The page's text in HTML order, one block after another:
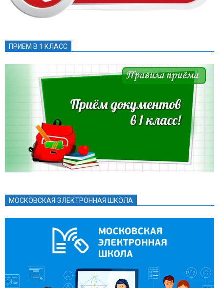
ПРИЕМ В 1 КЛАСС
МОСКОВСКАЯ ЭЛЕКТРОННАЯ ШКОЛА